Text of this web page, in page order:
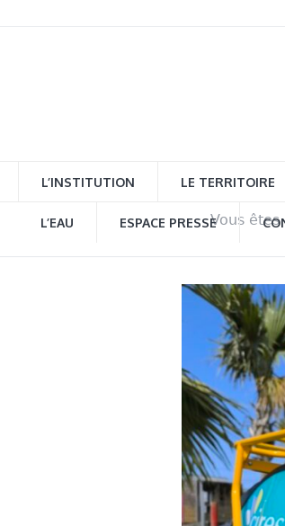
L’INSTITUTION LE TERRITOIRE
L’EAU ESPACE PRESSEVous êtes